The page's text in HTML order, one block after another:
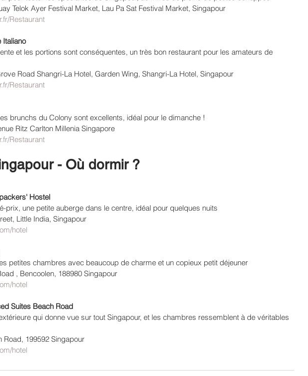
Telok Ayer Festival Market, Lau Pa Sat Festival Market, Singapour
Restaurant
Italiano
et les portions sont conséquentes, un très bon restaurant pour les amateurs de
Road Shangri-La Hotel, Garden Wing, Shangri-La Hotel, Singapour
Restaurant
brunchs du Colony sont excellents, idéal pour le dimanche !
Ritz Carlton Millenia Singapore
Restaurant
- Où dormir ?
Hostel
prix, une petite auberge dans le centre, idéal pour quelques nuits
Little India, Singapour
hotel
petites chambres avec beaucoup de charme et un copieux petit déjeuner
, Bencoolen, 188980 Singapour
hotel
Suites Beach Road
qui donne vue sur tout Singapour, et les chambres ressemblent à de véritables
199592 Singapour
hotel